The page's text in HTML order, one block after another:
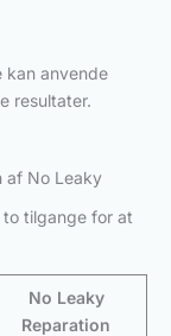
kan anvende
resultater.
af No Leaky
tilgange for at
No Leaky
Reparation